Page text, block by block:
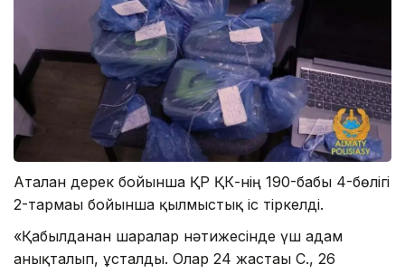
Аталған дерек бойынша ҚР ҚК-нің 190-бабы 4-бөлігі
2-тармағы бойынша қылмыстық іс тіркелді.
«Қабылданған шаралар нәтижесінде үш адам
анықталып, ұсталды. Олар 24 жастағы С., 26